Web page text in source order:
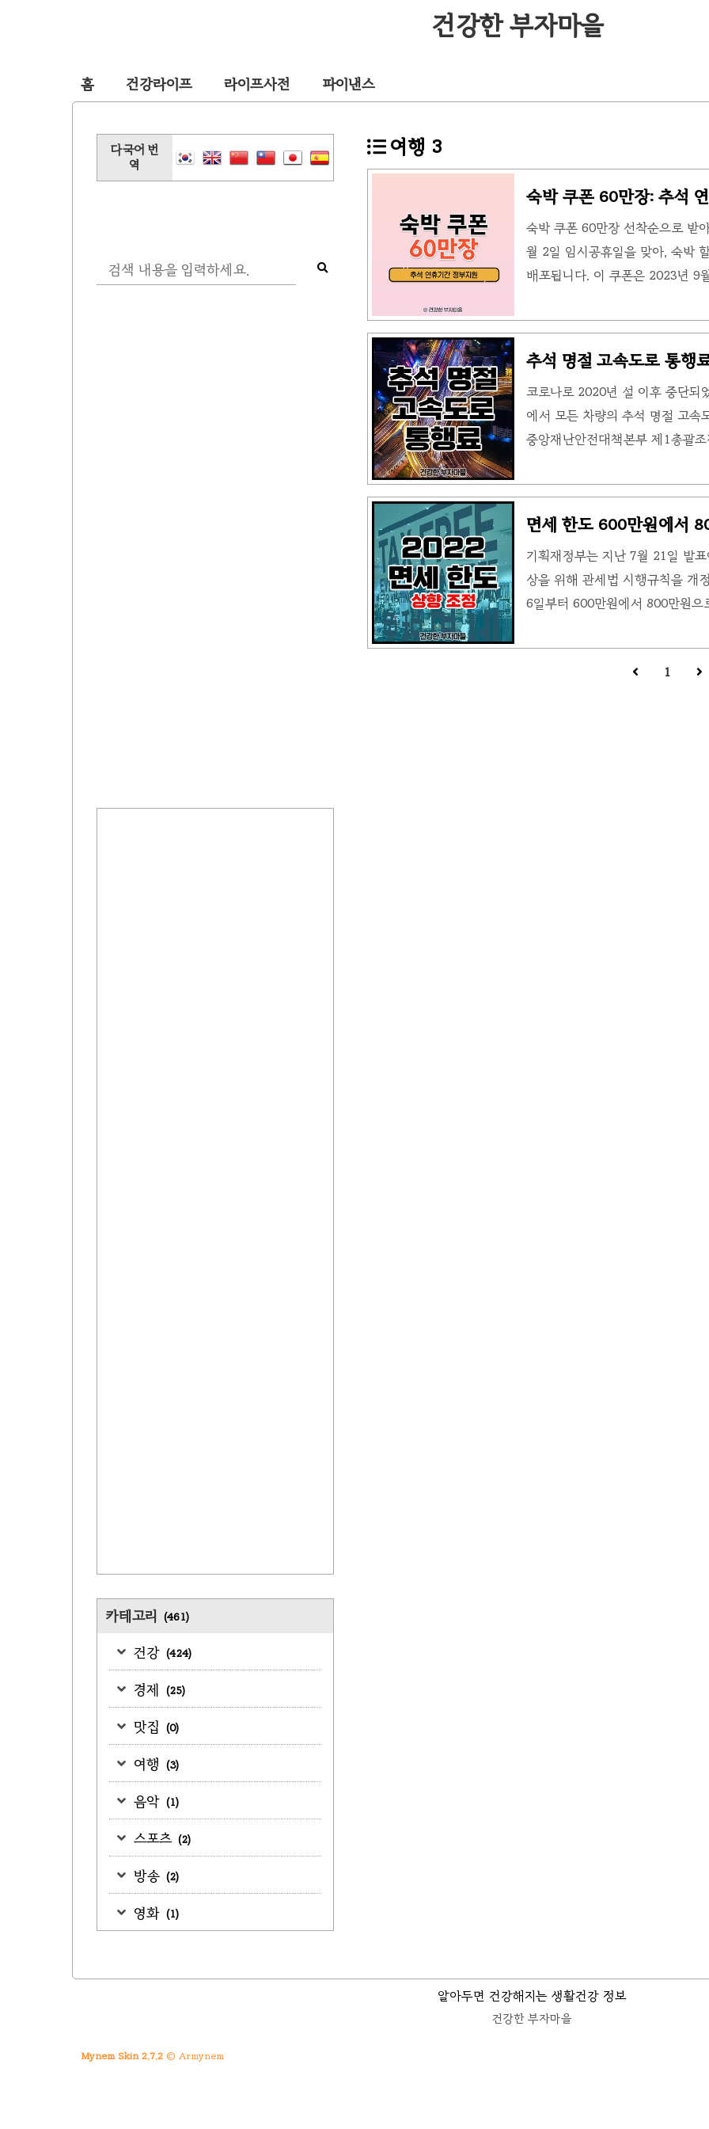
건강한 부자마을
홈 건강라이프 라이프사전 파이낸스
다국어 번
역
카테고리 (461)
건강 (424)
경제 (25)
맛집 (0)
여행 (3)
음악 (1)
스포츠 (2)
방송 (2)
영화 (1)
여행 3
숙박 쿠폰 60만장: 추석
숙박 쿠폰 60만장 선착순으로 받
월 2일 임시공휴일을 맞아, 숙박
배포됩니다. 이 쿠폰은 2023년 9
번 추석 연휴 '숙박 쿠폰 60만장'
기 위해 노력하고 있습니다. ✅ 3
를 아래 링크에서 확인해보세요.
받기 정말 이번 추석 연휴 숙박 비
추석 명절 고속도로 통행
코로나로 2020년 설 이후 중단되
에서 모든 차량의 추석 명절 고속
중앙재난안전대책본부 제1총괄
통행료 면제를 추진한다고 밝혔
명절 고속도로 통행료 면제를 재
하는 차량의 경우일수록 통행료
터 정확하게 추석 명절 고속도로
인 9..
면세 한도 600만원에서
여행)
기획재정부는 지난 7월 21일 발
상을 위해 관세법 시행규칙을 개
6일부터 600만원에서 800만원
게 개정된 한도는 800만원입니
안 여행자 휴대품 면세한도 인상
1
알아두면 건강해지는 생활건강 정보
건강한 부자마을
Mynem Skin 2.7.2 © Armynem